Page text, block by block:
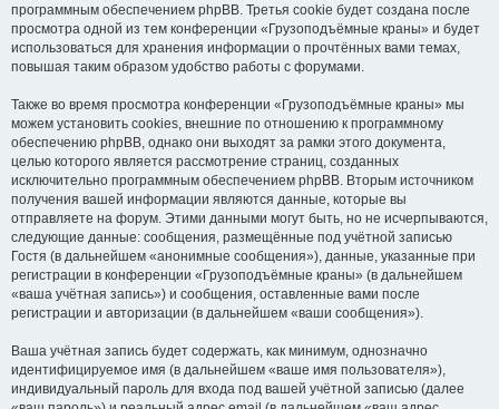
программным обеспечением phpBB. Третья cookie будет создана после
просмотра одной из тем конференции «Грузоподъёмные краны» и будет
использоваться для хранения информации о прочтённых вами темах,
повышая таким образом удобство работы с форумами.
Также во время просмотра конференции «Грузоподъёмные краны» мы
можем установить cookies, внешние по отношению к программному
обеспечению phpBB, однако они выходят за рамки этого документа,
целью которого является рассмотрение страниц, созданных
исключительно программным обеспечением phpBB. Вторым источником
получения вашей информации являются данные, которые вы
отправляете на форум. Этими данными могут быть, но не исчерпываются,
следующие данные: сообщения, размещённые под учётной записью
Гостя (в дальнейшем «анонимные сообщения»), данные, указанные при
регистрации в конференции «Грузоподъёмные краны» (в дальнейшем
«ваша учётная запись») и сообщения, оставленные вами после
регистрации и авторизации (в дальнейшем «ваши сообщения»).
Ваша учётная запись будет содержать, как минимум, однозначно
идентифицируемое имя (в дальнейшем «ваше имя пользователя»),
индивидуальный пароль для входа под вашей учётной записью (далее